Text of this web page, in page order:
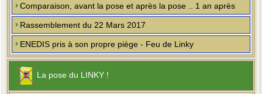
Comparaison, avant la pose et après la pose .. 1 an après
Rassemblement du 22 Mars 2017
ENEDIS pris à son propre piège - Feu de Linky
La pose du LINKY !